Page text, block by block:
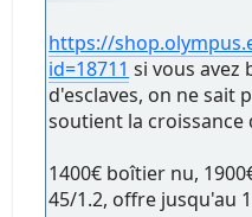
https://
id=18711 si vous avez
d'esclaves, on ne sait
soutient la croissance
1400€ boîtier nu,
45/1.2, offre jusqu'au